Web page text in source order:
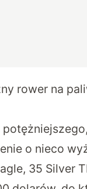
rower na
o nieco
35 Silver